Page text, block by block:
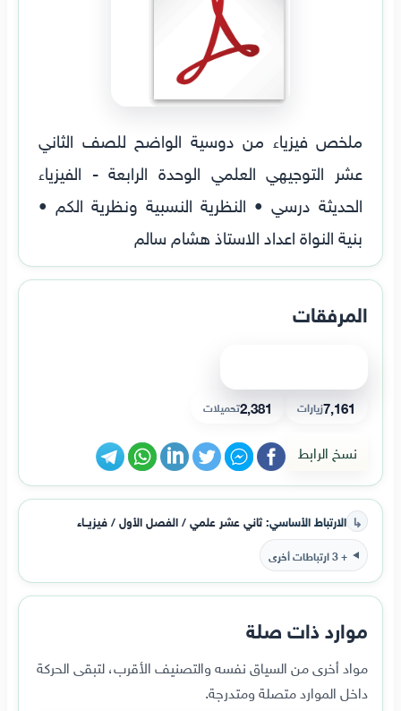
ملخص فيزياء من دوسية الواضح للصف الثاني
عشر التوجيهي العلمي الوحدة الرابعة - الفيزياء
الحديثة درسي • النظرية النسبية ونظرية الكم •
بنية النواة اعداد الاستاذ هشام سالم
المرفقات
7,161زيارات 2,381تحميلات
نسخ الرابط
↳ الارتباط الأساسي:ثاني عشر علمي / الفصل الأول / فيزيــاء
+ 3 ارتباطات أخرى
موارد ذات صلة
مواد أخرى من السياق نفسه والتصنيف الأقرب، لتبقى الحركة
داخل الموارد متصلة ومتدرجة.